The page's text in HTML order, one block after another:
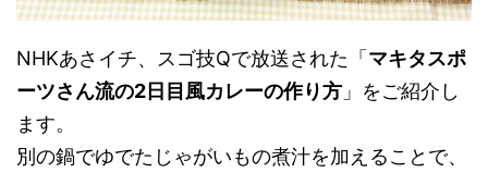
NHKあさイチ、スゴ技Qで放送された「 マキタスポ
ーツさん流の2日目風カレーの作り方 」をご紹介し
ます。
別の鍋でゆでたじゃがいもの煮汁を加えることで、